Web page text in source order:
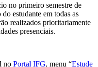
no primeiro semestre de
estudante em todas as
realizados prioritariamente
presenciais.
no Portal IFG, menu “Estude